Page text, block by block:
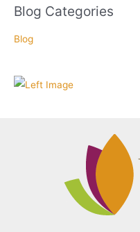
Blog Categories
Blog